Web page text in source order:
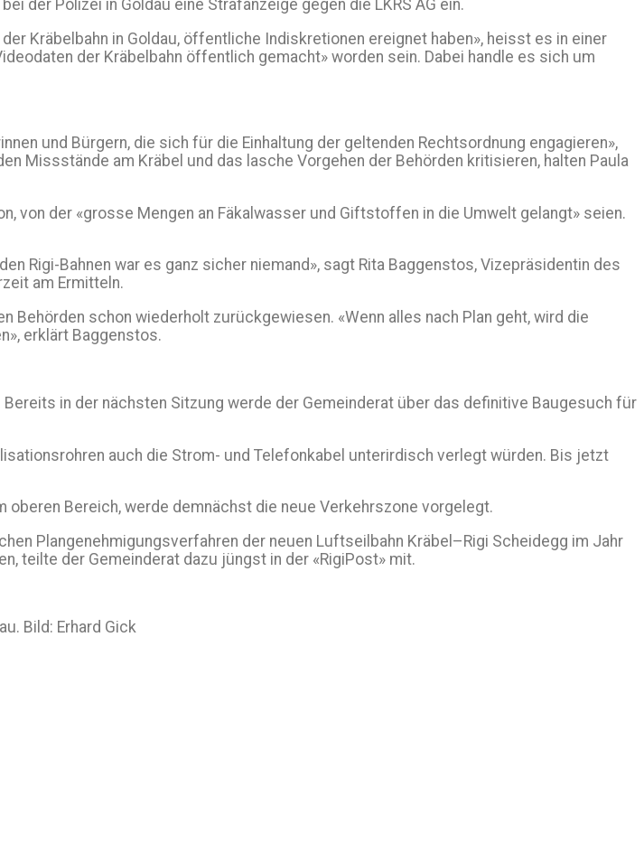
der Polizei in Goldau eine Strafanzeige gegen die LKRS AG ein.
Kräbelbahn in Goldau, öffentliche Indiskretionen ereignet haben», heisst es in einer
der Kräbelbahn öffentlich gemacht» worden sein. Dabei handle es sich um
und Bürgern, die sich für die Einhaltung der geltenden Rechtsordnung engagieren»,
Missstände am Kräbel und das lasche Vorgehen der Behörden kritisieren, halten Paula
von der «grosse Mengen an Fäkalwasser und Giftstoffen in die Umwelt gelangt» seien.
Rigi-Bahnen war es ganz sicher niemand», sagt Rita Baggenstos, Vizepräsidentin des
am Ermitteln.
Behörden schon wiederholt zurückgewiesen. «Wenn alles nach Plan geht, wird die
erklärt Baggenstos.
in der nächsten Sitzung werde der Gemeinderat über das definitive Baugesuch für
auch die Strom- und Telefonkabel unterirdisch verlegt würden. Bis jetzt
Bereich, werde demnächst die neue Verkehrszone vorgelegt.
Plangenehmigungsverfahren der neuen Luftseilbahn Kräbel–Rigi Scheidegg im Jahr
teilte der Gemeinderat dazu jüngst in der «RigiPost» mit.
Bild: Erhard Gick